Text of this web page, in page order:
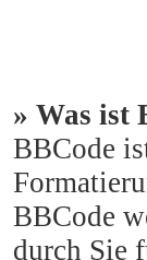
» Was ist
BBCode
BBCode
durch Sie